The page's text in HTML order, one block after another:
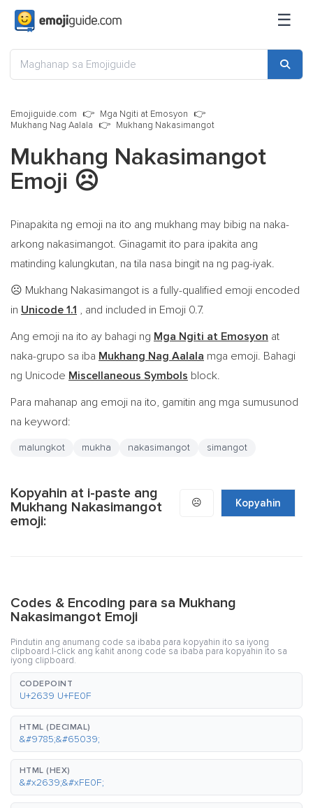
☰
Emojiguide.com
Mga Ngiti at Emosyon
Mukhang Nag Aalala
Mukhang Nakasimangot
Mukhang Nakasimangot
Emoji ☹️
Pinapakita ng emoji na ito ang mukhang may bibig na naka-
arkong nakasimangot. Ginagamit ito para ipakita ang
matinding kalungkutan, na tila nasa bingit na ng pag-iyak.
☹️ Mukhang Nakasimangot is a fully-qualified emoji encoded
in Unicode 1.1 , and included in Emoji 0.7.
Ang emoji na ito ay bahagi ng Mga Ngiti at Emosyon at
naka-grupo sa iba Mukhang Nag Aalala mga emoji. Bahagi
ng Unicode Miscellaneous Symbols block.
Para mahanap ang emoji na ito, gamitin ang mga sumusunod
na keyword:
malungkot mukha nakasimangot simangot
Kopyahin at i-paste ang
Mukhang Nakasimangot
emoji:
☹️ Kopyahin
Codes & Encoding para sa Mukhang
Nakasimangot Emoji
Pindutin ang anumang code sa ibaba para kopyahin ito sa iyong
clipboard.I-click ang kahit anong code sa ibaba para kopyahin ito sa
iyong clipboard.
CODEPOINT
U+2639 U+FE0F
HTML (DECIMAL)
&#9785;&#65039;
HTML (HEX)
&#x2639;&#xFE0F;